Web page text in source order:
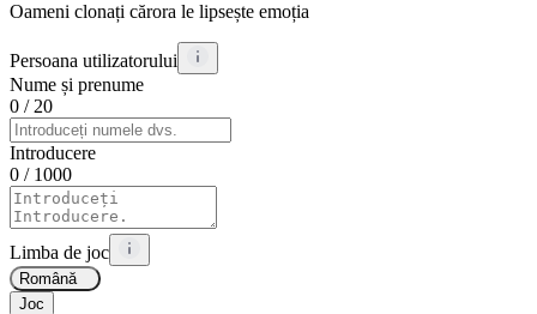
Oameni clonați cărora le lipsește emoția
Persoana utilizatorului
Nume și prenume
0 / 20
Introducere
0 / 1000
Limba de joc
Română
Joc